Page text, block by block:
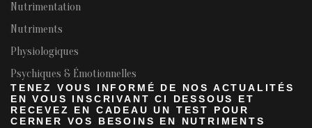
Nutrimentation
Nutriments
Physiologiques
Psychiques & Émotionnelles
TENEZ VOUS INFORMÉ DE NOS ACTUALITÉS
EN VOUS INSCRIVANT CI DESSOUS ET
RECEVEZ EN CADEAU UN TEST POUR
CERNER VOS BESOINS EN NUTRIMENTS